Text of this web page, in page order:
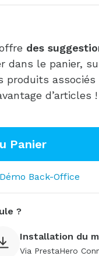
des
dans le panier,
produits associés
d’articles !
Panier
Back-Office
?
Installation du
Via PrestaHero